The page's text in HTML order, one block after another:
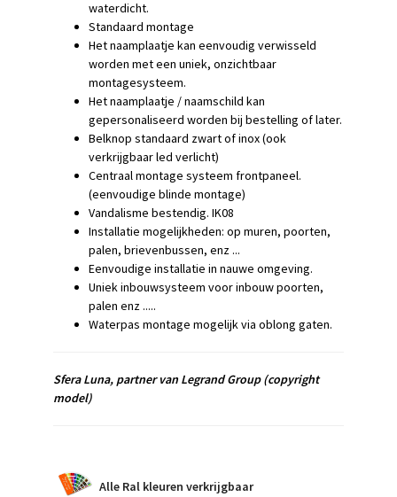
waterdicht.
Standaard montage
Het naamplaatje kan eenvoudig verwisseld
worden met een uniek, onzichtbaar
montagesysteem.
Het naamplaatje / naamschild kan
gepersonaliseerd worden bij bestelling of later.
Belknop standaard zwart of inox (ook
verkrijgbaar led verlicht)
Centraal montage systeem frontpaneel.
(eenvoudige blinde montage)
Vandalisme bestendig. IK08
Installatie mogelijkheden: op muren, poorten,
palen, brievenbussen, enz ...
Eenvoudige installatie in nauwe omgeving.
Uniek inbouwsysteem voor inbouw poorten,
palen enz .....
Waterpas montage mogelijk via oblong gaten.
Sfera Luna, partner van Legrand Group(copyright
model)
Alle Ral kleuren verkrijgbaar